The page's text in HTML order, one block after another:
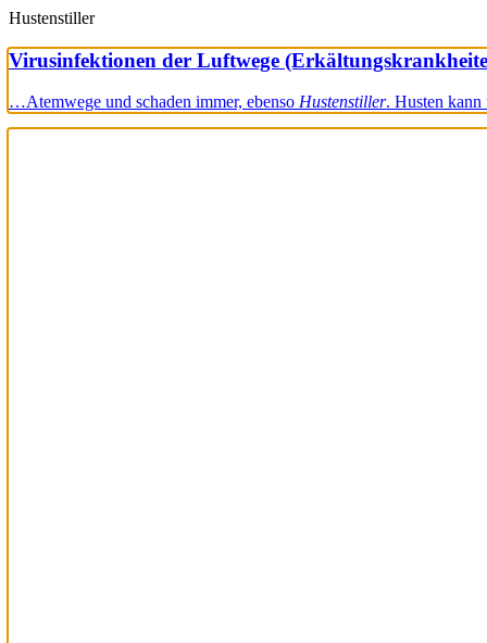
Hustenstiller
Virusinfektionen der Luftwege
…Atemwege und schaden immer, ebenso Hustenstiller. Husten